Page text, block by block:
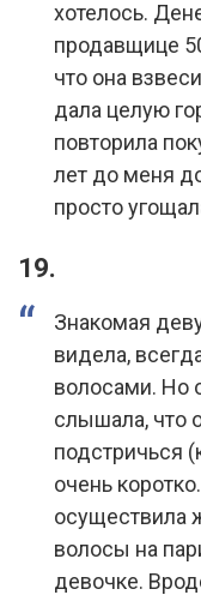
хотелось.
продавщице
что она
дала целую
повторила
лет до меня
просто
19.
Знакомая
видела,
волосами. Но
слышала, что
подстричься
очень
осуществила
волосы на
девочке.